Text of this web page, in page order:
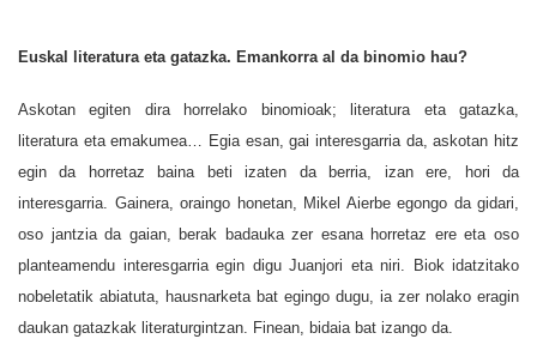
Euskal literatura eta gatazka. Emankorra al da binomio hau?
Askotan egiten dira horrelako binomioak; literatura eta gatazka,
literatura eta emakumea… Egia esan, gai interesgarria da, askotan hitz
egin da horretaz baina beti izaten da berria, izan ere, hori da
interesgarria. Gainera, oraingo honetan, Mikel Aierbe egongo da gidari,
oso jantzia da gaian, berak badauka zer esana horretaz ere eta oso
planteamendu interesgarria egin digu Juanjori eta niri. Biok idatzitako
nobeletatik abiatuta, hausnarketa bat egingo dugu, ia zer nolako eragin
daukan gatazkak literaturgintzan. Finean, bidaia bat izango da.